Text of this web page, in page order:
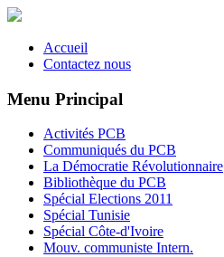
Accueil
Contactez nous
Menu Principal
Activités PCB
Communiqués du PCB
La Démocratie Révolutionnaire
Bibliothèque du PCB
Spécial Elections 2011
Spécial Tunisie
Spécial Côte-d'Ivoire
Mouv. communiste Intern.